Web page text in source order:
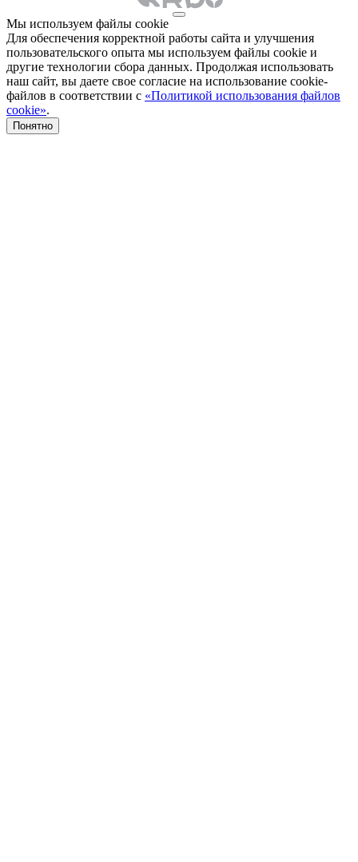
Мы используем файлы cookie
Для обеспечения корректной работы сайта и улучшения
пользовательского опыта мы используем файлы cookie и
другие технологии сбора данных. Продолжая использовать
наш сайт, вы даете свое согласие на использование cookie-
файлов в соответствии с «Политикой использования файлов
cookie».
Понятно